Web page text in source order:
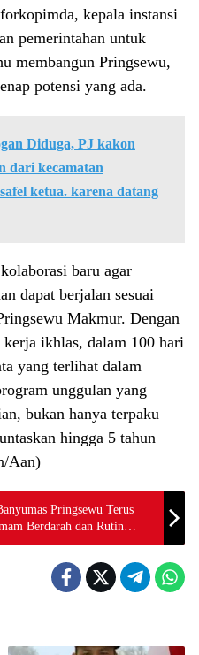
kepala instansi
pemerintahan untuk
membangun Pringsewu,
potensi yang ada.
Diduga, PJ kakon
dari kecamatan
ketua. karena datang
baru agar
dapat berjalan sesuai
Makmur. Dengan
ikhlas, dalam 100 hari
yang terlihat dalam
unggulan yang
bukan hanya terpaku
hingga 5 tahun
Aan)
Pringsewu Terus
Berdarah dan Rutin